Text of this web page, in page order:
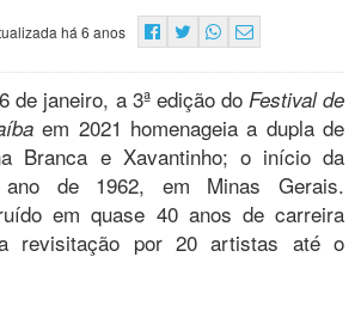
há 6 anos
de janeiro, a 3ª edição do Festival de
em 2021 homenageia a dupla de
Branca e Xavantinho; o início da
de 1962, em Minas Gerais.
em quase 40 anos de carreira
revisitação por 20 artistas até o